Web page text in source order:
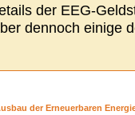
der EEG-
dennoch einige
der Erneuerbaren